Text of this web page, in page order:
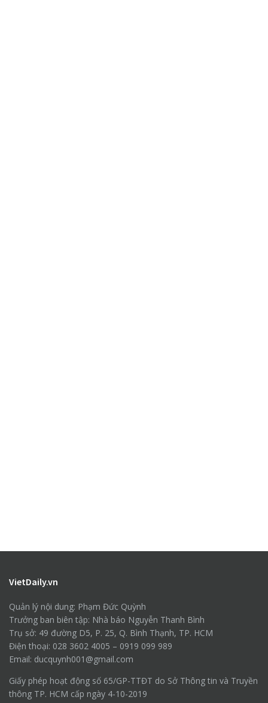
VietDaily.vn
Quản lý nội dung: Phạm Đức Quỳnh
Trưởng ban biên tập: Nhà báo Nguyễn Thanh Bình
Trụ sở: 49 đường D5, P. 25, Q. Bình Thạnh, TP. HCM
Điện thoại: 028 3602 4005 – 0919 099 989
Email: ducquynh001@gmail.com
Giấy phép hoạt động số 65/GP-TTĐT do Sở Thông tin và Truyền
thông TP. HCM cấp ngày 4-10-2019